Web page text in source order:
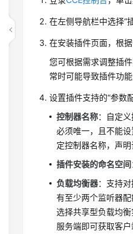
在左侧导航栏中选择“
在安装插件页面，根
您可根据需求调整插
常时可能导致插件功
设置插件支持的“参数
控制器名称：自定
必须唯一，且不能
定控制器名称，声
插件安装的命名空间
负载均衡器：支持
有至少两个监听器
选择共享型负载均
服务端即可获取客